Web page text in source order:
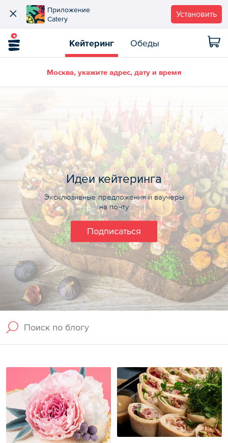
Приложение
Catery
Установить
Кейтеринг Обеды
Москва, укажите адрес, дату и время
Идеи кейтеринга
Эксклюзивные предложения и ваучеры
на почту
Подписаться